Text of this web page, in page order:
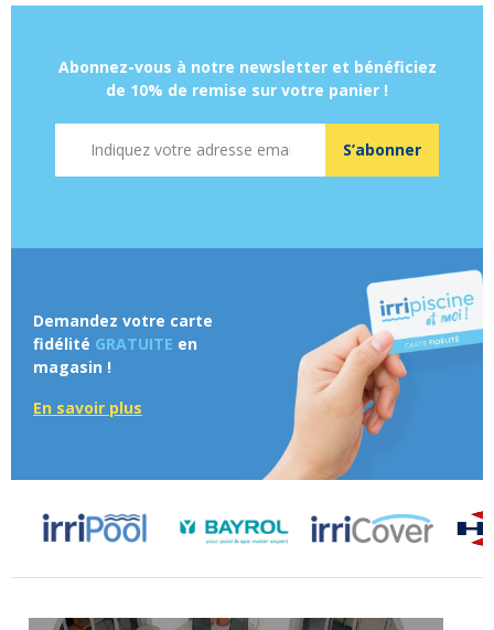
Abonnez-vous à notre newsletter et bénéficiez
de 10% de remise sur votre panier !
S’abonner
Demandez votre carte
fidélité GRATUITE en
magasin !
En savoir plus